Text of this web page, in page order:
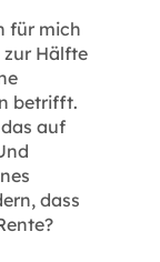
für mich
Hälfte
betrifft.
auf
dass